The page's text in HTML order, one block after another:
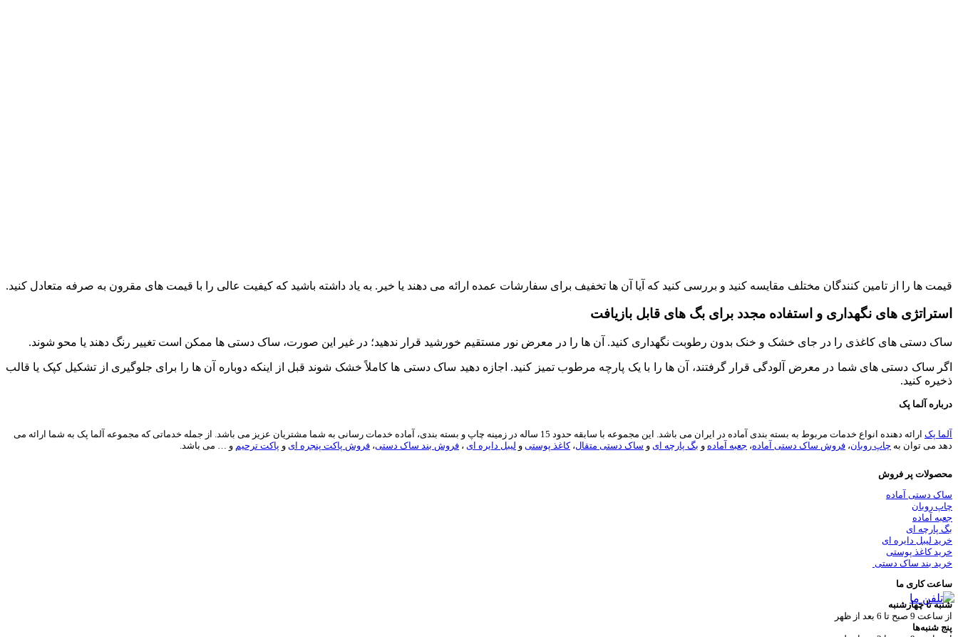
قیمت ‌ها را از تامین‌ کنندگان مختلف مقایسه کنید و بررسی کنید که آیا آن ‌ها تخفیف برای سفارشات عمده ارائه می‌ دهند یا خیر. به یاد داشته باشید که کیفیت عالی را با قیمت ‌های مقرون به صرفه متعادل کنید.
استراتژی ‌های نگهداری و استفاده مجدد برای بگ ‌های قابل بازیافت
ساک دستی های کاغذی را در جای خشک و خنک بدون رطوبت نگهداری کنید. آن‌ ها را در معرض نور مستقیم خورشید قرار ندهید؛ در غیر این صورت، ساک دستی ‌ها ممکن است تغییر رنگ دهند یا محو شوند.
اگر ساک دستی ‌های شما در معرض آلودگی قرار گرفتند، آن ‌ها را با یک پارچه مرطوب تمیز کنید. اجازه دهید ساک دستی ‌ها کاملاً خشک شوند قبل از اینکه دوباره آن ‌ها را برای جلوگیری از تشکیل کپک یا قالب
ذخیره کنید.
درباره آلما پک
آلما پک
ارائه دهنده انواع خدمات مربوط به بسته بندی آماده در ایران می باشد. این مجموعه با سابقه حدود 15 ساله در زمینه چاپ و بسته بندی، آماده خدمات رسانی به شما مشتریان عزیز می باشد. از جمله خدماتی که مجموعه آلما پک به شما ارائه می
دهد می توان به چاپ روبان، فروش ساک دستی آماده، جعبه آماده و بگ پارچه ای و ساک دستی متقال،کاغذ پوستی و لیبل دایره ای ، فروش بند ساک دستی، فروش پاکت پنجره ای و پاکت ترحیم و … می باشد.
محصولات پر فروش
ساک دستی آماده
چاپ روبان
جعبه آماده
بگ پارچه ای
خرید لیبل دایره ای
خرید کاغذ پوستی
خرید بند ساک دستی
ساعت کاری ما
شنبه تا چهارشنبه
از ساعت 9 صبح تا 6 بعد از ظهر
پنج شنبه‌ها